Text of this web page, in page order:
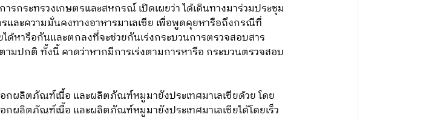
กระทรวงเกษตรและสหกรณ์ เปิดเผยว่า ได้เดินทางมาร่วมประชุม
และความมั่นคงทางอาหารมาเลเซีย เพื่อพูดคุยหารือถึงกรณีที่
ด้หารือกันและตกลงที่จะช่วยกันเร่งกระบวนการตรวจสอบสาร
ามปกติ ทั้งนี้ คาดว่าหากมีการเร่งตามการหารือ กระบวนตรวจสอบ
ผลิตภัณฑ์เนื้อ และผลิตภัณฑ์หมูมายังประเทศมาเลเซียด้วย โดย
กผลิตภัณฑ์เนื้อ และผลิตภัณฑ์หมูมายังประเทศมาเลเซียได้โดยเร็ว